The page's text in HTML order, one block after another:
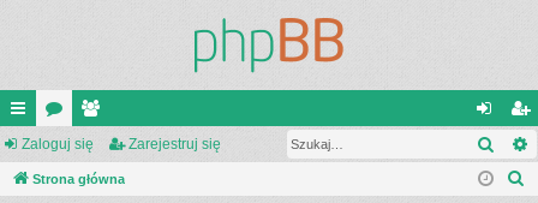
ię
ce
or
a
ży
tk
al
og
ar
ej
Zaloguj się Zarejestruj się
Strona główna